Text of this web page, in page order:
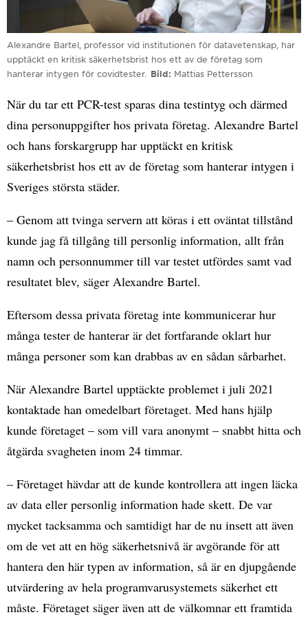
Alexandre Bartel, professor vid institutionen för datavetenskap, har
upptäckt en kritisk säkerhetsbrist hos ett av de företag som
hanterar intygen för covidtester. Bild Mattias Pettersson
När du tar ett PCR-test sparas dina testintyg och därmed
dina personuppgifter hos privata företag. Alexandre Bartel
och hans forskargrupp har upptäckt en kritisk
säkerhetsbrist hos ett av de företag som hanterar intygen i
Sveriges största städer.
– Genom att tvinga servern att köras i ett oväntat tillstånd
kunde jag få tillgång till personlig information, allt från
namn och personnummer till var testet utfördes samt vad
resultatet blev, säger Alexandre Bartel.
Eftersom dessa privata företag inte kommunicerar hur
många tester de hanterar är det fortfarande oklart hur
många personer som kan drabbas av en sådan sårbarhet.
När Alexandre Bartel upptäckte problemet i juli 2021
kontaktade han omedelbart företaget. Med hans hjälp
kunde företaget – som vill vara anonymt – snabbt hitta och
åtgärda svagheten inom 24 timmar.
– Företaget hävdar att de kunde kontrollera att ingen läcka
av data eller personlig information hade skett. De var
mycket tacksamma och samtidigt har de nu insett att även
om de vet att en hög säkerhetsnivå är avgörande för att
hantera den här typen av information, så är en djupgående
utvärdering av hela programvarusystemets säkerhet ett
måste. Företaget säger även att de välkomnar ett framtida